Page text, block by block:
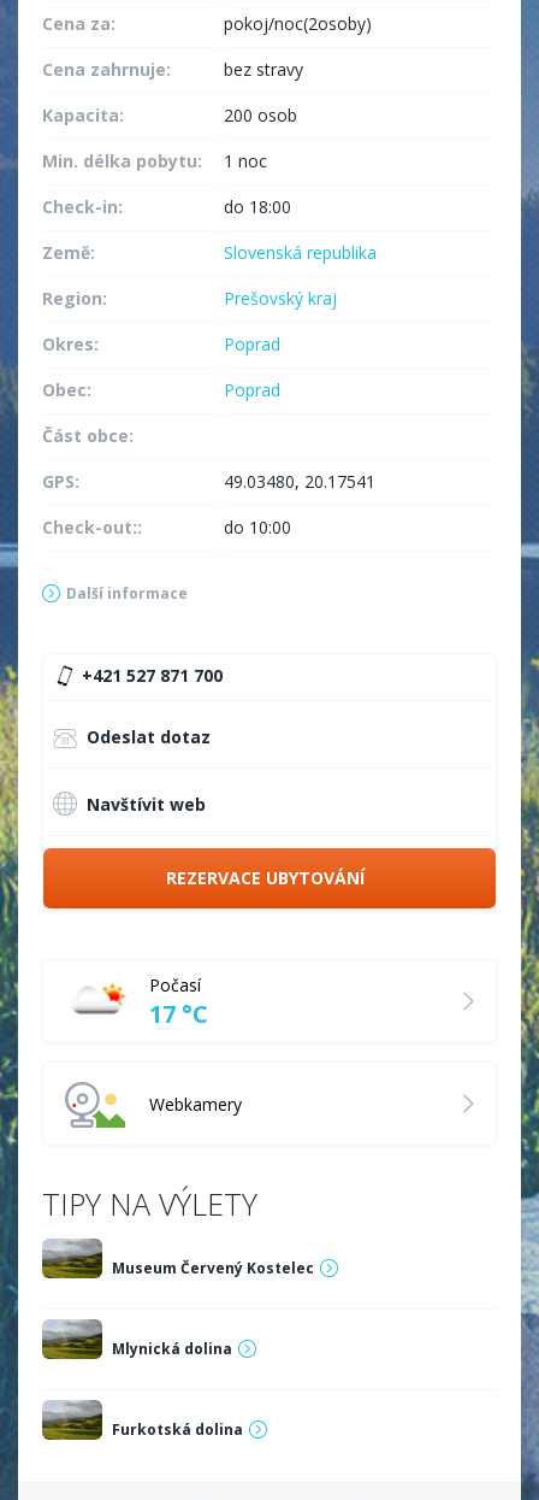
Cena za:
pokoj/noc(2osoby)
Cena zahrnuje:
bez stravy
Kapacita:
200 osob
Min. délka pobytu:
1 noc
Check-in:
do 18:00
Země:
Slovenská republika
Region:
Prešovský kraj
Okres:
Poprad
Obec:
Poprad
Část obce:
GPS:
49.03480, 20.17541
Check-out::
do 10:00
Další informace
+421 527 871 700
Odeslat dotaz
Navštívit web
REZERVACE UBYTOVÁNÍ
Počasí
17 °C
Webkamery
TIPY NA VÝLETY
Museum Červený Kostelec
Mlynická dolina
Furkotská dolina